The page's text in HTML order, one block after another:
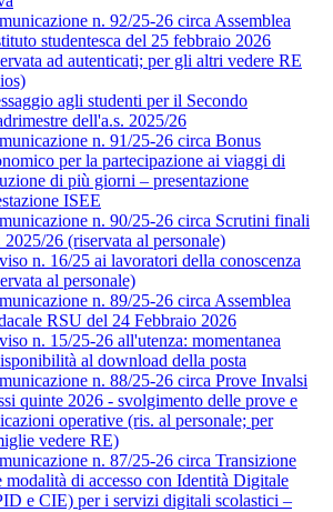
n. 92/25-26 circa Assemblea
studentesca del 25 febbraio 2026
ad autenticati; per gli altri vedere RE
agli studenti per il Secondo
dell'a.s. 2025/26
n. 91/25-26 circa Bonus
per la partecipazione ai viaggi di
di più giorni – presentazione
ISEE
n. 90/25-26 circa Scrutini finali
2025/26 (riservata al personale)
n. 16/25 ai lavoratori della conoscenza
al personale)
n. 89/25-26 circa Assemblea
RSU del 24 Febbraio 2026
n. 15/25-26 all'utenza: momentanea
al download della posta
n. 88/25-26 circa Prove Invalsi
quinte 2026 - svolgimento delle prove e
operative (ris. al personale; per
vedere RE)
n. 87/25-26 circa Transizione
modalità di accesso con Identità Digitale
e CIE) per i servizi digitali scolastici –